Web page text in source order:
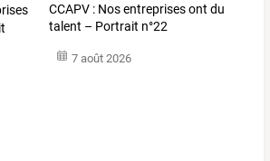
CCAPV : Nos entreprises ont du
talent – Portrait n°22
7 août 2026